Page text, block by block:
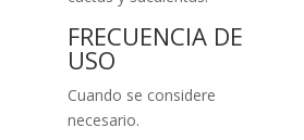
FRECUENCIA DE
USO
Cuando se considere
necesario.